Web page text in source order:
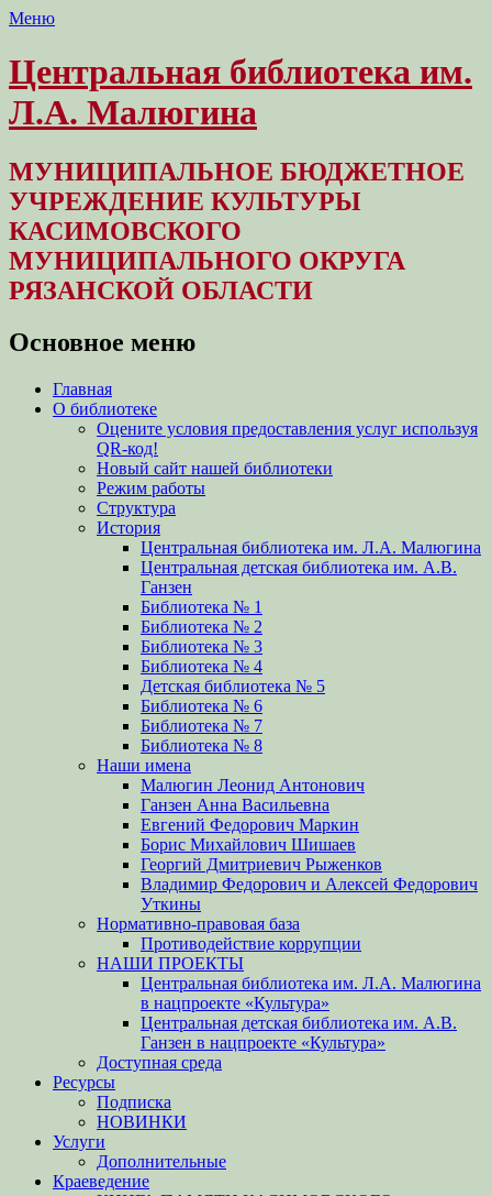
Меню
Центральная библиотека им.
Л.А. Малюгина
МУНИЦИПАЛЬНОЕ БЮДЖЕТНОЕ
УЧРЕЖДЕНИЕ КУЛЬТУРЫ
КАСИМОВСКОГО
МУНИЦИПАЛЬНОГО ОКРУГА
РЯЗАНСКОЙ ОБЛАСТИ
Основное меню
Перейти
содержимому
Главная
О библиотеке
Оцените условия предоставления услуг используя
QR-код!
Новый сайт нашей библиотеки
Режим работы
Структура
История
Центральная библиотека им. Л.А. Малюгина
Центральная детская библиотека им. А.В.
Ганзен
Библиотека № 1
Библиотека № 2
Библиотека № 3
Библиотека № 4
Детская библиотека № 5
Библиотека № 6
Библиотека № 7
Библиотека № 8
Наши имена
Малюгин Леонид Антонович
Ганзен Анна Васильевна
Евгений Федорович Маркин
Борис Михайлович Шишаев
Георгий Дмитриевич Рыженков
Владимир Федорович и Алексей Федорович
Уткины
Нормативно-правовая база
Противодействие коррупции
НАШИ ПРОЕКТЫ
Центральная библиотека им. Л.А. Малюгина
в нацпроекте «Культура»
Центральная детская библиотека им. А.В.
Ганзен в нацпроекте «Культура»
Доступная среда
Ресурсы
Подписка
НОВИНКИ
Услуги
Дополнительные
Краеведение